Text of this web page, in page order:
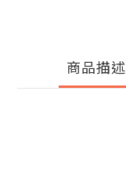
商品描述